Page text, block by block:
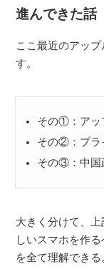
進んできた話
ここ最近のアッ
す。
その①：アッ
その②：プラ
その③：中国
大きく分けて、
しいスマホを作
を全て理解できる